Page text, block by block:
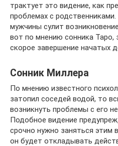
трактует это видение, как
проблемах с
мужчины сулит
вот по мнению сонника Таро,
скорое завершение начатых
Сонник Миллера
По мнению известного
затопил соседей водой, то
возникнуть проблемы с его
Подобное видение
срочно нужно заняться этим
он будет откладывать